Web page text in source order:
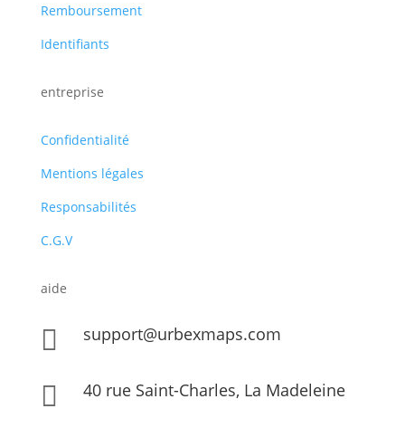
Remboursement
Identifiants
entreprise
Confidentialité
Mentions légales
Responsabilités
C.G.V
aide
 support@urbexmaps.com
 40 rue Saint-Charles, La Madeleine